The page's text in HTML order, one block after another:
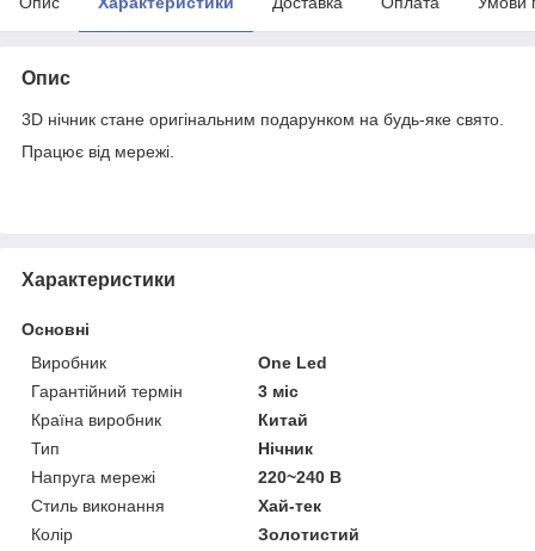
Опис
3D нічник стане оригінальним подарунком на будь-яке свято.
Працює від мережі.
Характеристики
Основні
Виробник
One Led
Гарантійний термін
3 міс
Країна виробник
Китай
Тип
Нічник
Напруга мережі
220~240 В
Стиль виконання
Хай-тек
Колір
Золотистий